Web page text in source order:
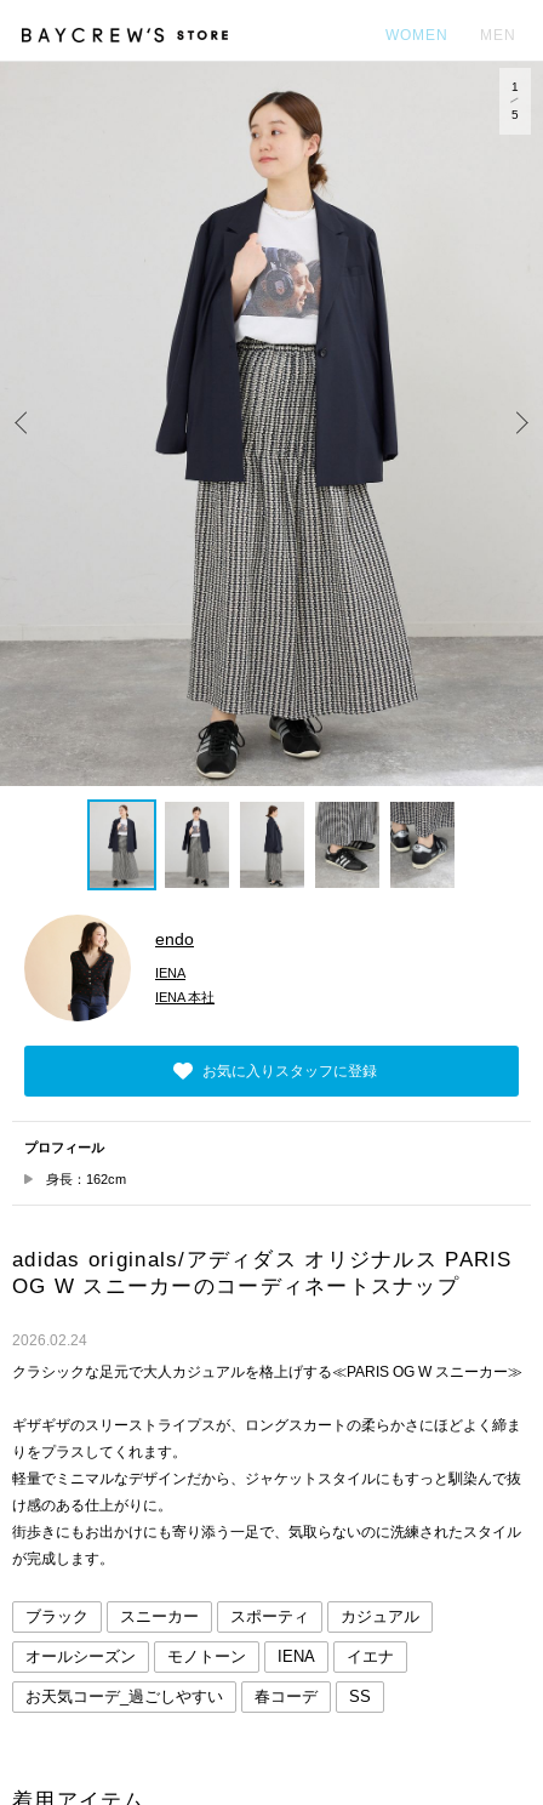
WOMEN MEN
1
5
endo
IENA
IENA 本社
お気に入りスタッフに登録
プロフィール
身長：162cm
adidas originals/アディダス オリジナルス PARIS
OG W スニーカーのコーディネートスナップ
2026.02.24
クラシックな足元で大人カジュアルを格上げする≪PARIS OG W スニーカー≫
ギザギザのスリーストライプスが、ロングスカートの柔らかさにほどよく締ま
りをプラスしてくれます。
軽量でミニマルなデザインだから、ジャケットスタイルにもすっと馴染んで抜
け感のある仕上がりに。
街歩きにもお出かけにも寄り添う一足で、気取らないのに洗練されたスタイル
が完成します。
ブラック スニーカー スポーティ カジュアル
オールシーズン モノトーン IENA イエナ
お天気コーデ_過ごしやすい 春コーデ SS